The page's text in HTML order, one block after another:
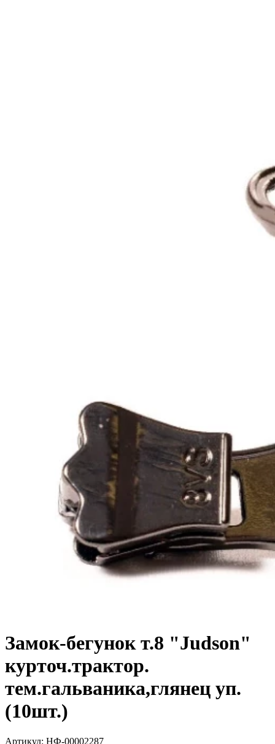
Замок-бегунок т.8 "Judson"
курточ.трактор.
тем.гальваника,глянец уп.
(10шт.)
Артикул: НФ-00002287